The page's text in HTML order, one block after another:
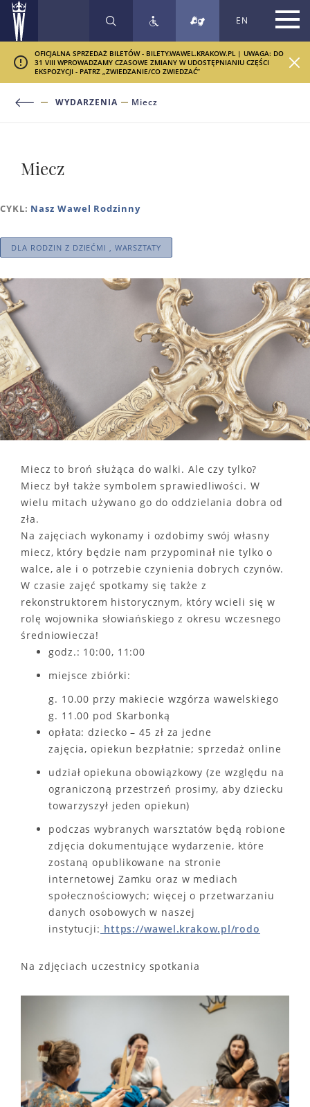
SZUKAJ EN
OFICJALNA SPRZEDAŻ BILETÓW - BILETY.WAWEL.KRAKOW.PL | UWAGA: DO
31 VIII WPROWADZAMY CZASOWE ZMIANY W UDOSTĘPNIANIU CZĘŚCI
EKSPOZYCJI - PATRZ „ZWIEDZANIE/CO ZWIEDZAĆ”
WYDARZENIA Miecz
Miecz
CYKL: Nasz Wawel Rodzinny
DLA RODZIN Z DZIEĆMI , WARSZTATY
Miecz to broń służąca do walki. Ale czy tylko?
Miecz był także symbolem sprawiedliwości. W
wielu mitach używano go do oddzielania dobra od
zła.
Na zajęciach wykonamy i ozdobimy swój własny
miecz, który będzie nam przypominał nie tylko o
walce, ale i o potrzebie czynienia dobrych czynów.
W czasie zajęć spotkamy się także z
rekonstruktorem historycznym, który wcieli się w
rolę wojownika słowiańskiego z okresu wczesnego
średniowiecza!
godz.: 10:00, 11:00
miejsce zbiórki:
g. 10.00 przy makiecie wzgórza wawelskiego
g. 11.00 pod Skarbonką
opłata: dziecko – 45 zł za jedne
zajęcia, opiekun bezpłatnie; sprzedaż online
udział opiekuna obowiązkowy (ze względu na
ograniczoną przestrzeń prosimy, aby dziecku
towarzyszył jeden opiekun)
podczas wybranych warsztatów będą robione
zdjęcia dokumentujące wydarzenie, które
zostaną opublikowane na stronie
internetowej Zamku oraz w mediach
społecznościowych; więcej o przetwarzaniu
danych osobowych w naszej
instytucji: https://wawel.krakow.pl/rodo
Na zdjęciach uczestnicy spotkania